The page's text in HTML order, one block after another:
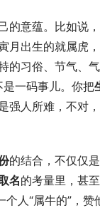
的意蕴。比如说
月出生的就属虎
的习俗、节气、
是一码事儿。你把
强人所难，不对
的结合，不仅仅
名的考量里，甚
人“属牛的”，赞